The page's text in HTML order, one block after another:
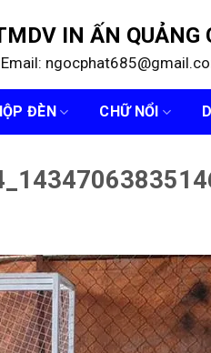
IN ẤN QUẢNG
Email:
ĐÈN CHỮ NỔI